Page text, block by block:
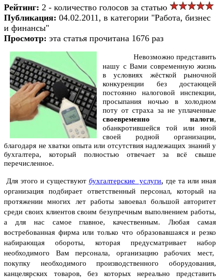
Рейтинг: 2 - количество голосов за статью
Публикация: 04.02.2011, в категории "Работа, бизнес
и финансы"
Просмотр: эта статья прочитана 1676 раз
Невозможно представить
нашу с Вами современную жизнь
в условиях жёсткой рыночной
конкуренции без достающей
постоянно налоговой инспекции,
просыпания ночью в холодном
поту от страха за не уплаченные
своевременно налоги,
обанкротившейся той или иной
своей родной организации,
благодаря не хватки опыта или отсутствия надлежащих знаний у
бухгалтера, который полностью отвечает за всё свыше
перечисленное.
Для этого и существуют бухгалтерские услуги, где та или иная
организация подбирает ответственный персонал, который на
протяжении многих лет работы завоевал большой авторитет
среди своих клиентов своим безупречным выполнением работы,
а для нас самое главное, качественным.
Любая самая
востребованная фирма или только что образовавшаяся и резко
набирающая обороты, которая предусматривает набор
необходимого Вам персонала, организацию рабочих мест,
покупку необходимого производственного оборудования,
канцелярских товаров, без которых нереально представить